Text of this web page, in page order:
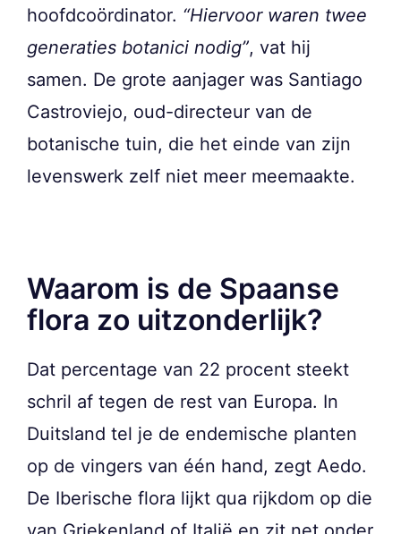
hoofdcoördinator. “Hiervoor waren twee
generaties botanici nodig”, vat hij
samen. De grote aanjager was Santiago
Castroviejo, oud-directeur van de
botanische tuin, die het einde van zijn
levenswerk zelf niet meer meemaakte.
Waarom is de Spaanse
flora zo uitzonderlijk?
Dat percentage van 22 procent steekt
schril af tegen de rest van Europa. In
Duitsland tel je de endemische planten
op de vingers van één hand, zegt Aedo.
De Iberische flora lijkt qua rijkdom op die